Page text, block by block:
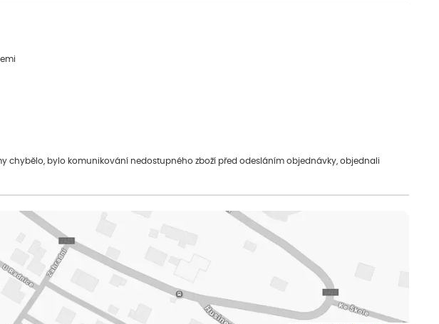
chybělo, bylo komunikování nedostupného zboží před odesláním objednávky, objednali